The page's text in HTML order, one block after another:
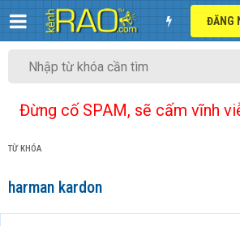
Đừng cố SPAM, sẽ cấm vĩnh
TỪ KHÓA
harman kardon